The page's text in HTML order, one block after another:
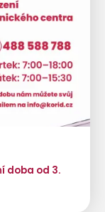
doba od 3.